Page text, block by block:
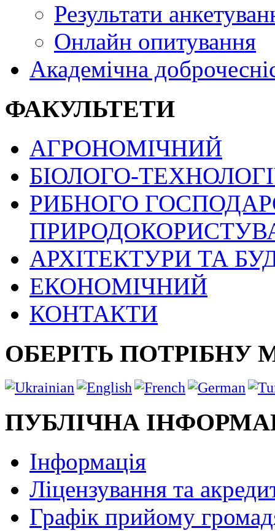
Результати
Онлайн опитування
Академічна
ФАКУЛЬТЕТИ
АГРОНОМІЧНИЙ
БІОЛОГО-
РИБНОГО
АРХІТЕКТУРИ ТА
ЕКОНОМІЧНИЙ
КОНТАКТИ
ОБЕРІТЬ ПОТРІБНУ
ПУБЛІЧНА
Інформація
Ліцензування та
Графік прийому